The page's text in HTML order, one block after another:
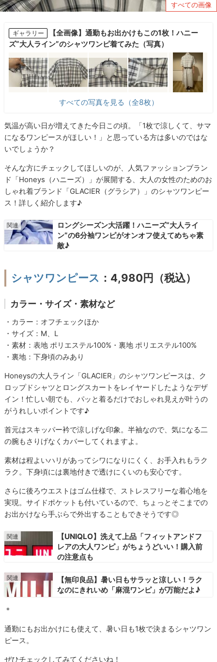
すべての画像
ギャラリー
【全画像】通勤もお出かけもこの1枚！ハニー
ズ“大人ライン”のシャツワンピ着てみた（写真）
すべての写真を見る（全8枚）
気温が高い日が増えてきた今日この頃。「1枚で涼しくて、サマ
になるワンピースがほしい！」と思っている方は多いのではな
いでしょうか？
そんな方にチェックしてほしいのが、人気ファッションブラン
ド「Honeys（ハニーズ）」が展開する、大人の女性のためのお
しゃれ着ブランド「GLACIER（グラシア）」のシャツワンピー
ス！詳しく紹介します♪
ロングシーズン大活躍！ハニーズ“大人ライ
ン”の6分袖ワンピがオンオフ使えてめちゃ素
敵♪
シャツワンピース ：4,980円（税込）
カラー・サイズ・素材など
・カラー：オフチェックほか
・サイズ：M、L
・素材：表地 ポリエステル100%・裏地 ポリエステル100%
・裏地：下身頃のみあり
Honeysの大人ライン「GLACIER」のシャツワンピースは、ク
ロップドシャツとロングスカートをレイヤードしたようなデザ
イン！忙しい朝でも、パッと着るだけでおしゃれ見えが叶うの
がうれしいポイントです♪
首元はスキッパー衿で涼しげな印象。半袖なので、気になる二
の腕もさりげなくカバーしてくれますよ。
素材は程よいハリがあってシワになりにくく、お手入れもラク
ラク。下身頃には裏地付きで透けにくいのも安心です。
さらに後ろウエストはゴム仕様で、ストレスフリーな着心地を
実現。サイドポケットも付いているので、ちょっとそこまでの
お出かけなら手ぶらで外出することもできそうです◎
【UNIQLO】洗えて上品「フィットアンドフ
レアの大人ワンピ」がちょうどいい！購入前
の注意点も
【無印良品】暑い日もサラッと涼しい！ラク
なのにきれいめ「麻混ワンピ」が万能だよ♪
＊
通勤にもお出かけにも使えて、暑い日も1枚で決まるシャツワン
ピース。
ぜひチェックしてみてくださいね！